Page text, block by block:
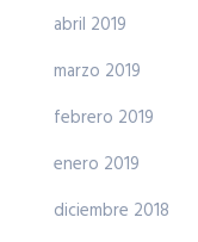
abril 2019
marzo 2019
febrero 2019
enero 2019
diciembre 2018